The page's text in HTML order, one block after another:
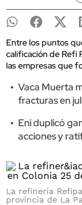
Entre los puntos
calificación de Refi
las empresas que
Vaca Muerta
fracturas en
Eni duplicó
acciones y
La refinería
provincia de La